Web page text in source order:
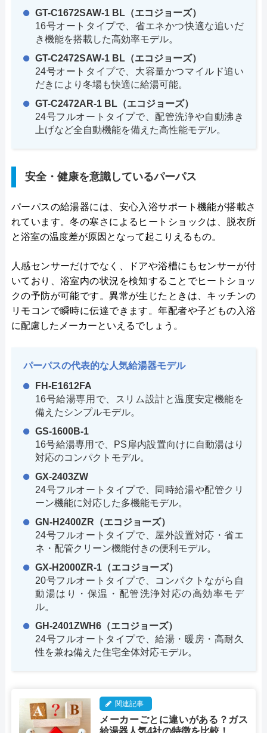
GT-C1672SAW-1 BL（エコジョーズ）
16号オートタイプで、省エネかつ快適な追いだ
き機能を搭載した高効率モデル。
GT-C2472SAW-1 BL（エコジョーズ）
24号オートタイプで、大容量かつマイルド追い
だきにより冬場も快適に給湯可能。
GT-C2472AR-1 BL（エコジョーズ）
24号フルオートタイプで、配管洗浄や自動沸き
上げなど全自動機能を備えた高性能モデル。
安全・健康を意識しているパーパス
パーパスの給湯器には、安心入浴サポート機能が搭載さ
れています。冬の寒さによるヒートショックは、脱衣所
と浴室の温度差が原因となって起こりえるもの。
人感センサーだけでなく、ドアや浴槽にもセンサーが付
いており、浴室内の状況を検知することでヒートショッ
クの予防が可能です。異常が生じたときは、キッチンの
リモコンで瞬時に伝達できます。年配者や子どもの入浴
に配慮したメーカーといえるでしょう。
パーパスの代表的な人気給湯器モデル
FH-E1612FA
16号給湯専用で、スリム設計と温度安定機能を
備えたシンプルモデル。
GS-1600B-1
16号給湯専用で、PS扉内設置向けに自動湯はり
対応のコンパクトモデル。
GX-2403ZW
24号フルオートタイプで、同時給湯や配管クリ
ーン機能に対応した多機能モデル。
GN-H2400ZR（エコジョーズ）
24号フルオートタイプで、屋外設置対応・省エ
ネ・配管クリーン機能付きの便利モデル。
GX-H2000ZR-1（エコジョーズ）
20号フルオートタイプで、コンパクトながら自
動湯はり・保温・配管洗浄対応の高効率モデ
ル。
GH-2401ZWH6（エコジョーズ）
24号フルオートタイプで、給湯・暖房・高耐久
性を兼ね備えた住宅全体対応モデル。
関連記事
メーカーごとに違いがある？ガス